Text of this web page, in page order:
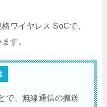
ワイヤレス SoCで、
す。
で、無線通信の搬送